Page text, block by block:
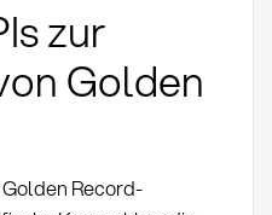
zur
Golden
Record-